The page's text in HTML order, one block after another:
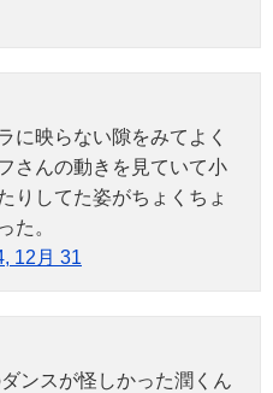
映らない隙をみてよく
さんの動きを見ていて小
りしてた姿がちょくちょ
た。
12月 31
ンスが怪しかった潤くん